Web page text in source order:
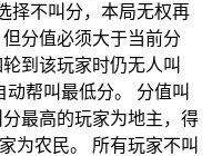
择不叫分，本局无权再
分值必须大于当前分
到该玩家时仍无人叫
帮叫最低分。 分值叫
最高的玩家为地主，得
为农民。 所有玩家不叫